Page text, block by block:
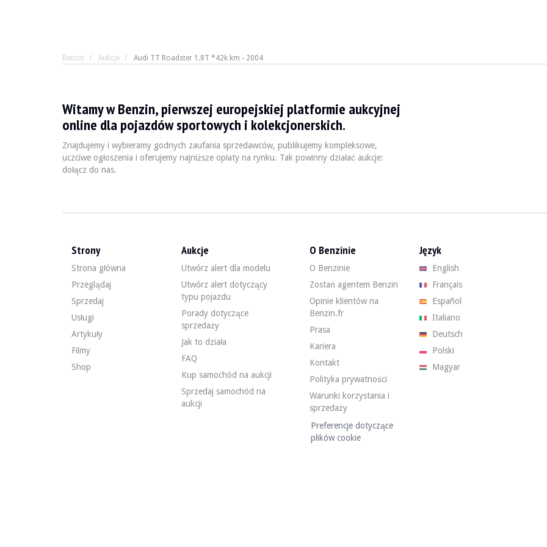
Benzin Aukcje Audi TT Roadster 1.8T *42k km - 2004
Audi TT nie żyje, niech żyje Audi TT. Prawie niezmieniony samochód koncepcyjny
ROK 2004
Podręcznik
KOLOR
LOKALIZACJA Leuven, Belgia
WIZYTY
SPRZEDAŻ profesjonalista
DOKUMENT REJESTRACYJNY POJAZDU
Belgijski
Film
To holenderskie Audi TT Roadster z 2004 roku ma 42 000 km przebiegu, co potwierdza książka serwisowa i raport Carpass.
Witamy w Benzin, pierwszej europejskiej platformie aukcyjnej
online dla pojazdów sportowych i kolekcjonerskich.
Znajdujemy i wybieramy godnych zaufania sprzedawców, publikujemy kompleksowe,
uczciwe ogłoszenia i oferujemy najniższe opłaty na rynku. Tak powinny działać aukcje:
dołącz do nas.
Strony
Strona główna
Przeglądaj
Sprzedaj
Usługi
Artykuły
Filmy
Shop
Aukcje
Utwórz alert dla modelu
Utwórz alert dotyczący
typu pojazdu
Porady dotyczące
sprzedaży
Jak to działa
FAQ
Kup samochód na aukcji
Sprzedaj samochód na
aukcji
O Benzinie
O Benzinie
Zostań agentem Benzin
Opinie klientów na
Benzin.fr
Prasa
Kariera
Kontakt
Polityka prywatności
Warunki korzystania i
sprzedaży
Preferencje dotyczące
plików cookie
Język
English
Français
Español
Italiano
Deutsch
Polski
Magyar